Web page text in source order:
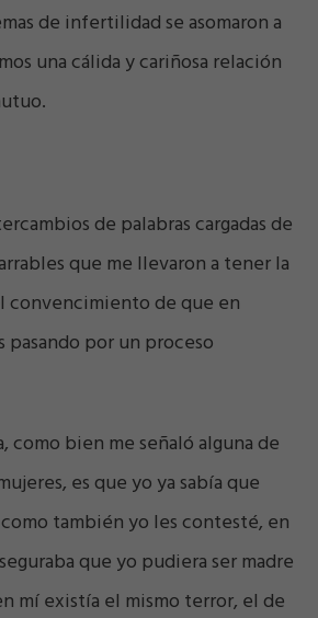
de infertilidad se asomaron a
una cálida y cariñosa relación
de palabras cargadas de
que me llevaron a tener la
convencimiento de que en
pasando por un proceso
como bien me señaló alguna de
es que yo ya sabía que
también yo les contesté, en
que yo pudiera ser madre
mí existía el mismo terror, el de